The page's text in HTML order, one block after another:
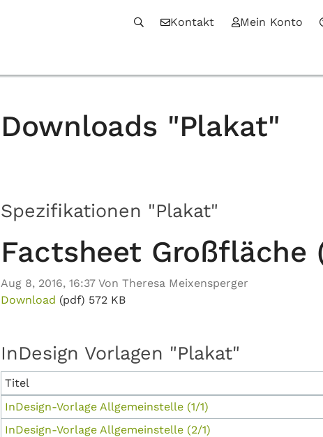
Kontakt Mein Konto
Downloads "Plakat"
Spezifikationen "Plakat"
Factsheet Großfläche
Aug 8, 2016, 16:37 Von Theresa Meixensperger
Download (pdf) 572 KB
InDesign Vorlagen "Plakat"
Titel
InDesign-Vorlage Allgemeinstelle (1/1)
InDesign-Vorlage Allgemeinstelle (2/1)